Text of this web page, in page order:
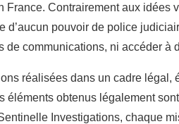
France. Contrairement aux idées
pouvoir de police
communications, ni accéder à
réalisées dans un cadre légal,
éléments obtenus légalement
Investigations, chaque